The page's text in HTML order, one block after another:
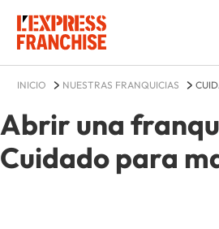
INICIO NUESTRAS FRANQUICIAS
Abrir una
Cuidado para